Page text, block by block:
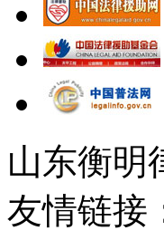
山东衡
友情链接